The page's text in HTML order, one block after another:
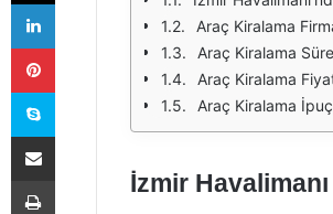
Araç Kiralama
Araç Kiralama
Araç Kiralama
Araç Kiralama
İzmir
Pinterest
Skype
E-Posta ile paylaş